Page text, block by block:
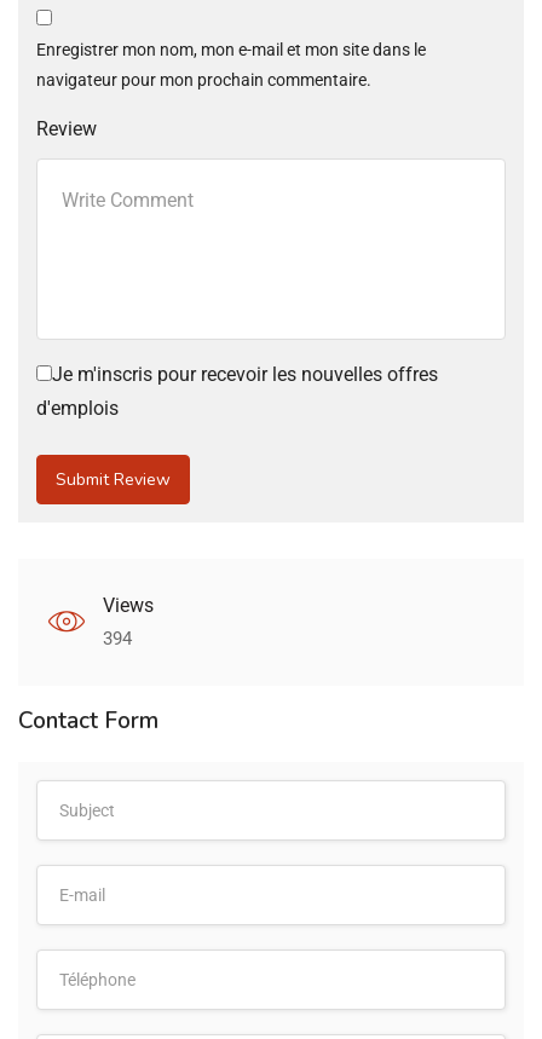
Enregistrer mon nom, mon e-mail et mon site dans le
navigateur pour mon prochain commentaire.
Review
Je m'inscris pour recevoir les nouvelles offres
d'emplois
Views
394
Contact Form